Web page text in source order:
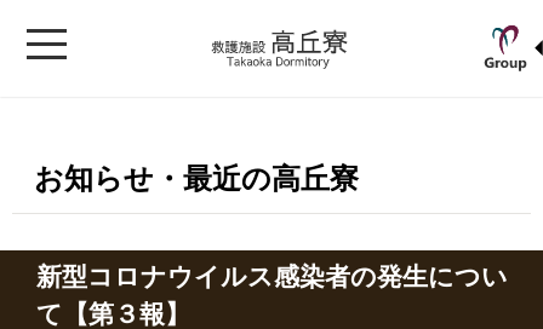
お知らせ・最近の高丘寮
新型コロナウイルス感染者の発生につい
て【第３報】